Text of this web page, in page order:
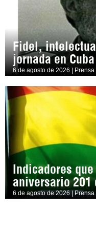
Fidel,
jornada en Cuba
6 de agosto de 2026 | Prensa
Indicadores
aniversario 201
6 de agosto de 2026 | Prensa